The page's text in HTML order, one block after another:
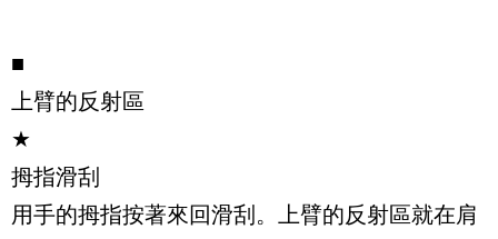
■
上臂的反射區
★
拇指滑刮
用手的拇指按著來回滑刮。上臂的反射區就在肩